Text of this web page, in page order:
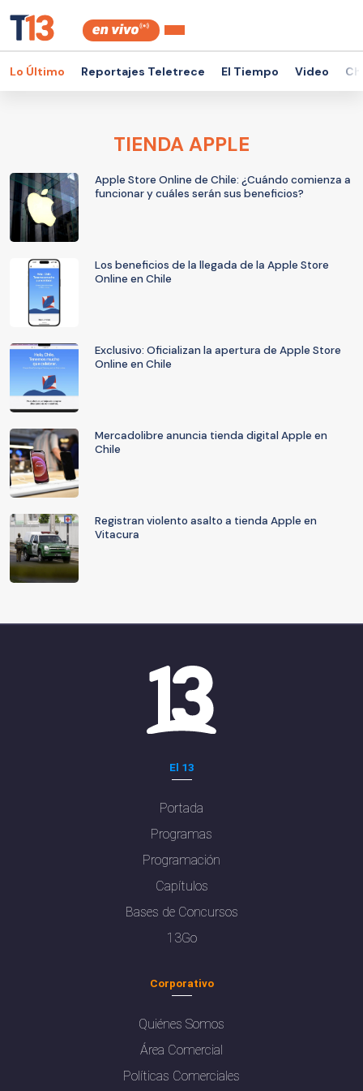
Lo Último Reportajes Teletrece El Tiempo Video
TIENDA APPLE
Apple Store Online de Chile: ¿Cuándo comienza a
funcionar y cuáles serán sus beneficios?
Los beneficios de la llegada de la Apple Store
Online en Chile
Exclusivo: Oficializan la apertura de Apple Store
Online en Chile
Mercadolibre anuncia tienda digital Apple en
Chile
Registran violento asalto a tienda Apple en
Vitacura
El 13
Portada
Programas
Programación
Capítulos
Bases de Concursos
13Go
Corporativo
Quiénes Somos
Área Comercial
Políticas Comerciales